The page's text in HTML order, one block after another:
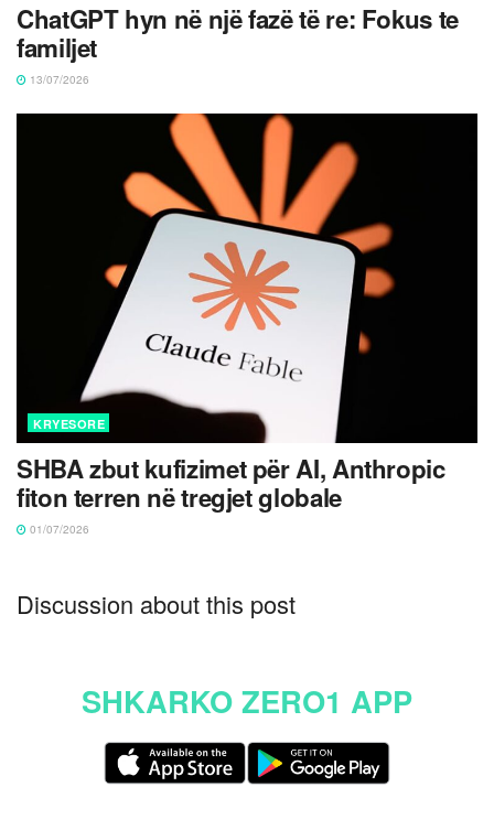
ChatGPT hyn në një fazë të re: Fokus te
familjet
13/07/2026
KRYESORE
SHBA zbut kufizimet për AI, Anthropic
fiton terren në tregjet globale
01/07/2026
Discussion about this post
SHKARKO ZERO1 APP